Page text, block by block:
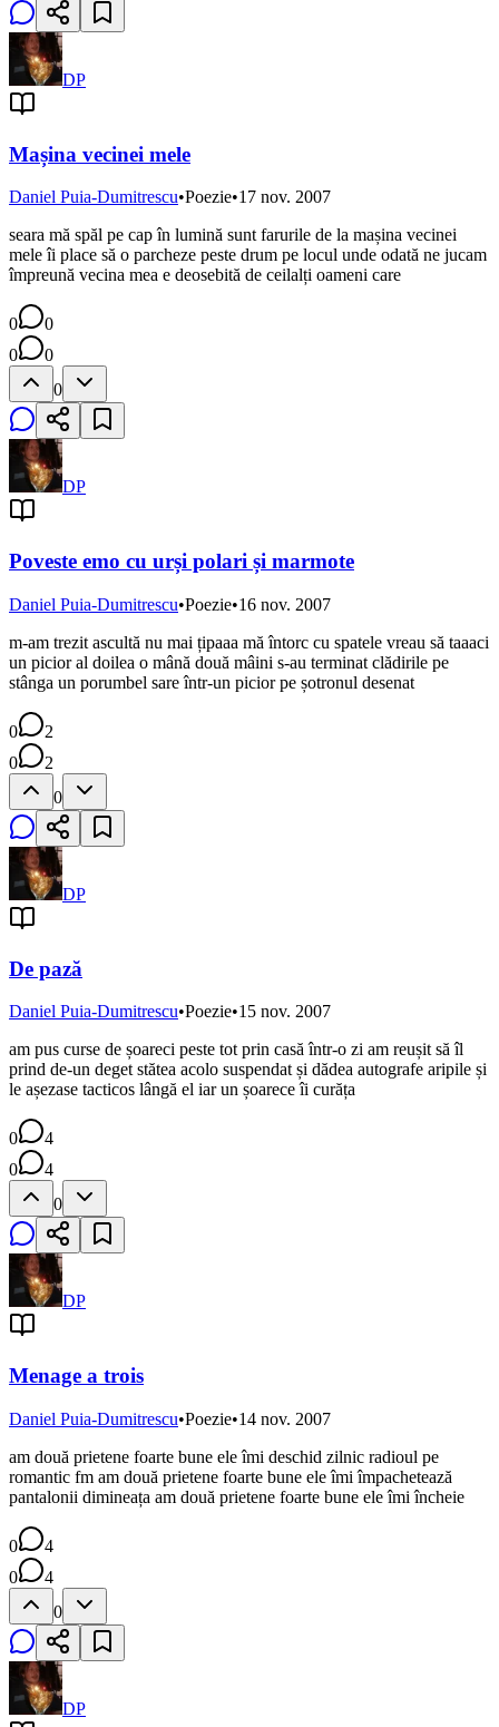
DP
Mașina vecinei mele
Daniel Puia-Dumitrescu•Poezie•17 nov. 2007
seara mă spăl pe cap în lumină sunt farurile de la mașina vecinei
mele îi place să o parcheze peste drum pe locul unde odată ne jucam
împreună vecina mea e deosebită de ceilalți oameni care
0
0
0
0
0
DP
Poveste emo cu urși polari și marmote
Daniel Puia-Dumitrescu•Poezie•16 nov. 2007
m-am trezit ascultă nu mai țipaaa mă întorc cu spatele vreau să taaaci
un picior al doilea o mână două mâini s-au terminat clădirile pe
stânga un porumbel sare într-un picior pe șotronul desenat
0
2
0
2
0
DP
De pază
Daniel Puia-Dumitrescu•Poezie•15 nov. 2007
am pus curse de șoareci peste tot prin casă într-o zi am reușit să îl
prind de-un deget stătea acolo suspendat și dădea autografe aripile și
le așezase tacticos lângă el iar un șoarece îi curăța
0
4
0
4
0
DP
Menage a trois
Daniel Puia-Dumitrescu•Poezie•14 nov. 2007
am două prietene foarte bune ele îmi deschid zilnic radioul pe
romantic fm am două prietene foarte bune ele îmi împachetează
pantalonii dimineața am două prietene foarte bune ele îmi încheie
0
4
0
4
0
DP